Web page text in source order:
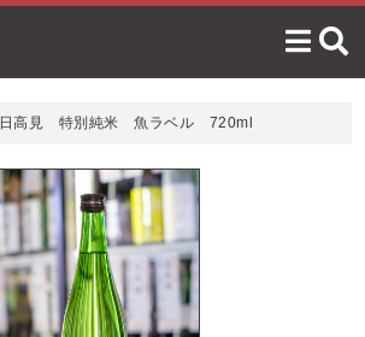
日高見 特別純米 魚ラベル 720ml